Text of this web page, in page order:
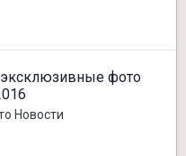
эксклюзивные фото
Новости